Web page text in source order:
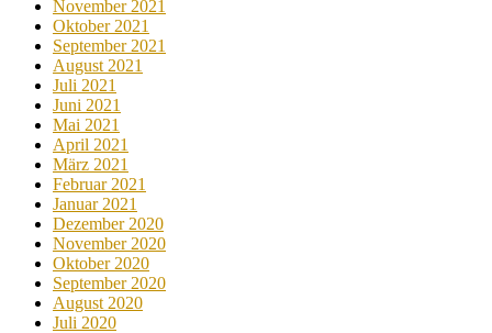
November 2021
Oktober 2021
September 2021
August 2021
Juli 2021
Juni 2021
Mai 2021
April 2021
März 2021
Februar 2021
Januar 2021
Dezember 2020
November 2020
Oktober 2020
September 2020
August 2020
Juli 2020